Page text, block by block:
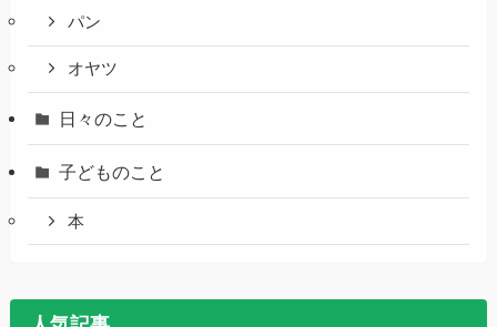
パン
オヤツ
日々のこと
子どものこと
本